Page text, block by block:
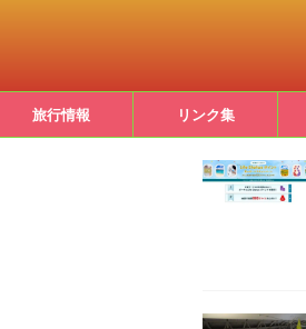
旅行情報 リンク集